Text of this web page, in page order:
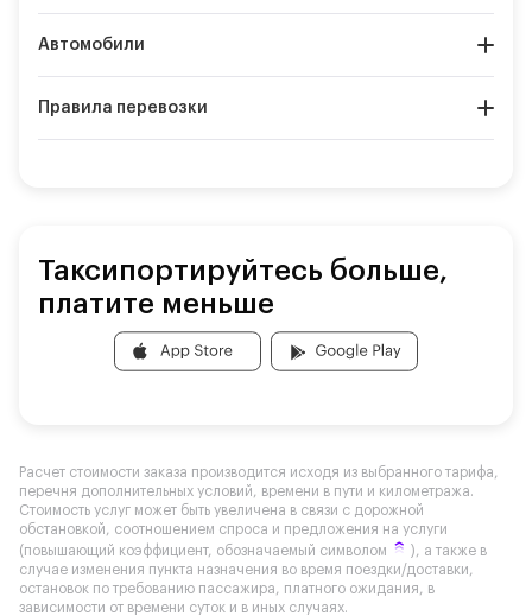
Автомобили
Правила перевозки
Таксипортируйтесь больше,
платите меньше
Расчет стоимости заказа производится исходя из выбранного тарифа,
перечня дополнительных условий, времени в пути и километража.
Стоимость услуг может быть увеличена в связи с дорожной
обстановкой, соотношением спроса и предложения на услуги
(повышающий коэффициент, обозначаемый символом
), а также в
случае изменения пункта назначения во время поездки/доставки,
остановок по требованию пассажира, платного ожидания, в
зависимости от времени суток и в иных случаях.